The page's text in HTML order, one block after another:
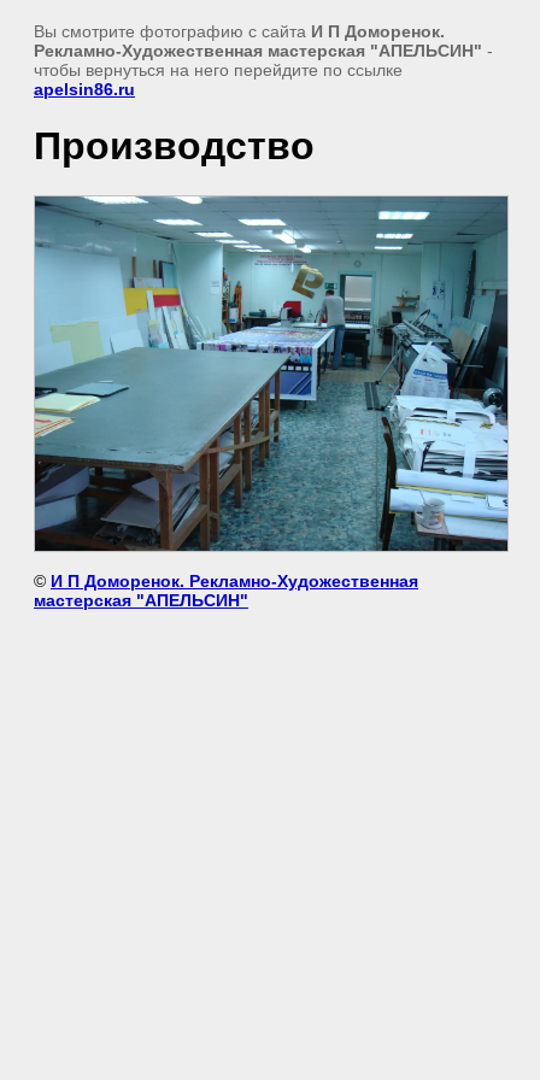
Вы смотрите фотографию с сайта И П Доморенок.
Рекламно-Художественная мастерская "АПЕЛЬСИН" -
чтобы вернуться на него перейдите по ссылке
apelsin86.ru
Производство
© И П Доморенок. Рекламно-Художественная
мастерская "АПЕЛЬСИН"